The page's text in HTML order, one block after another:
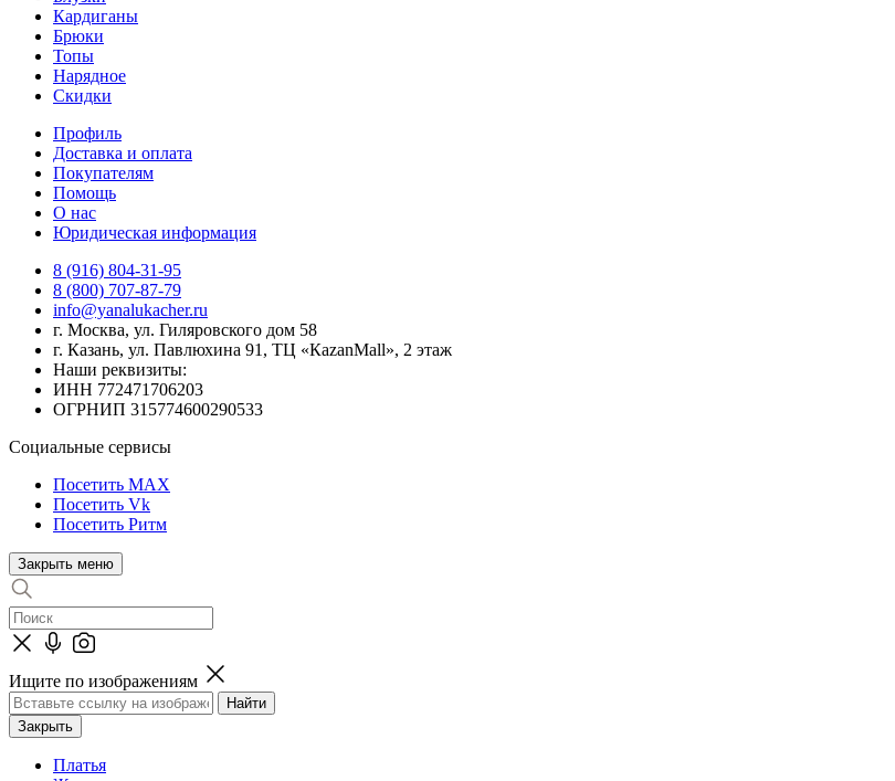
Кардиганы
Брюки
Топы
Нарядное
Скидки
Профиль
Доставка и оплата
Покупателям
Помощь
О нас
Юридическая информация
8 (916) 804-31-95
8 (800) 707-87-79
info@yanalukacher.ru
г. Москва, ул. Гиляровского дом 58
г. Казань, ул. Павлюхина 91, ТЦ «КazanMall», 2 этаж
Наши реквизиты:
ИНН 772471706203
ОГРНИП 315774600290533
Социальные сервисы
Посетить MAX
Посетить Vk
Посетить Ритм
Закрыть меню
Ищите по изображениям
Закрыть
Платья